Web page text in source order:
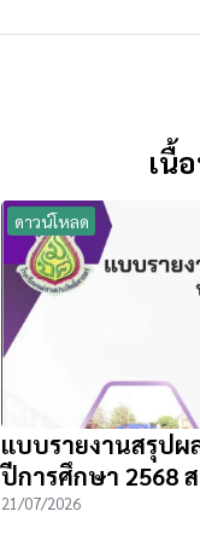
เนื้
ดาวน์โหลด
แบบรายงานสรุปผ
ปีการศึกษา 2568
21/07/2026